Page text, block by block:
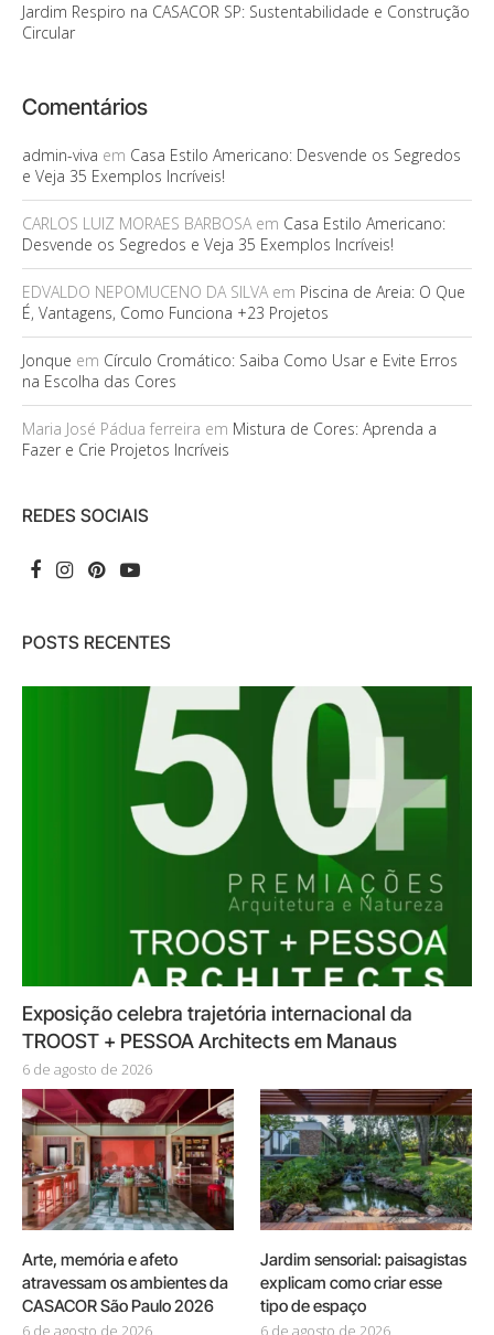
Jardim Respiro na CASACOR SP: Sustentabilidade e Construção
Circular
Comentários
admin-viva em Casa Estilo Americano: Desvende os Segredos
e Veja 35 Exemplos Incríveis!
CARLOS LUIZ MORAES BARBOSAem Casa Estilo Americano:
Desvende os Segredos e Veja 35 Exemplos Incríveis!
EDVALDO NEPOMUCENO DA SILVAem Piscina de Areia: O Que
É, Vantagens, Como Funciona +23 Projetos
Jonque em Círculo Cromático: Saiba Como Usar e Evite Erros
na Escolha das Cores
Maria José Pádua ferreira em Mistura de Cores: Aprenda a
Fazer e Crie Projetos Incríveis
REDES SOCIAIS
POSTS RECENTES
Exposição celebra trajetória internacional da
TROOST + PESSOA Architects em Manaus
6 de agosto de 2026
Arte, memória e afeto
atravessam os ambientes da
CASACOR São Paulo 2026
6 de agosto de 2026
Jardim sensorial: paisagistas
explicam como criar esse
tipo de espaço
6 de agosto de 2026